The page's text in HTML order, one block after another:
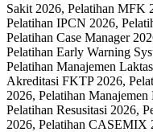
Sakit 2026, Pelatihan MFK
Pelatihan IPCN 2026,
Pelatihan Case Manager
Pelatihan Early Warning
Pelatihan Manajemen
Akreditasi FKTP 2026,
2026, Pelatihan
Pelatihan Resusitasi 2026,
2026, Pelatihan CASEMIX